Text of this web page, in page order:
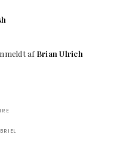
afBrian Ulrich